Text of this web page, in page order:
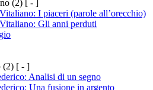
(2) [ - ]
I piaceri (parole all’orecchio)
Gli anni perduti
(2) [ - ]
Analisi di un segno
Una fusione in argento